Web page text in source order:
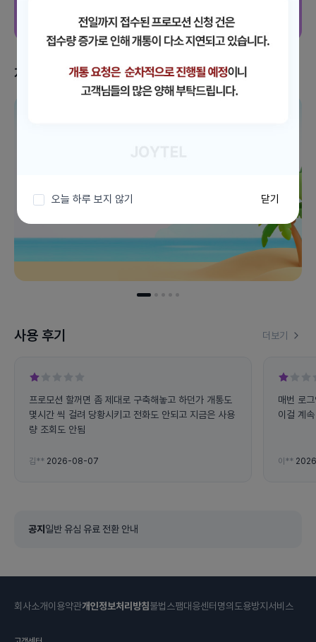
사용 후기 더보기
프로모션 할꺼면 좀 제대로 구축해놓고 하던가 개통도
몇시간 씩 걸려 당황시키고 전화도 안되고 지금은 사용
량 조회도 안됨
김** 2026-08-07
매번 로
이걸 계
이**
지금 받을 수 있는 혜택 이벤트 더보기
공지 일반 유심 유료 전환 안내
회사소개이용약관개인정보처리방침불법스팸대응센터 명의도용방지서비스
오늘 하루 보지 않기 닫기